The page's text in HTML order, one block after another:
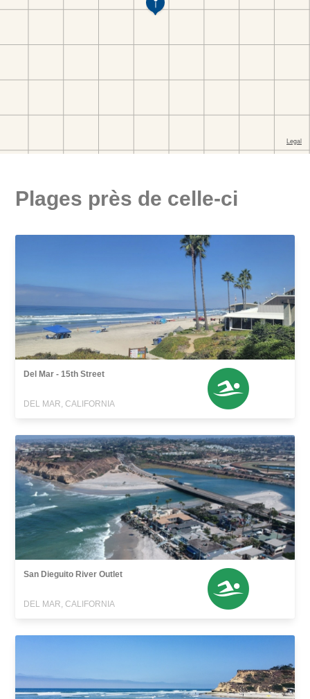
Plages près de celle-ci
Del Mar - 15th Street
DEL MAR, CALIFORNIA
San Dieguito River Outlet
DEL MAR, CALIFORNIA